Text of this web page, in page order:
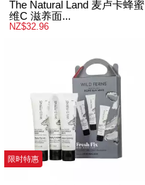
The Natural Land 麦卢卡蜂蜜
维C 滋养面...
NZ$32.96
限时特惠